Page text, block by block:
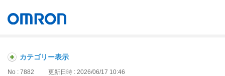
カテゴリー表示
No : 7882 更新日時 : 2026/06/17 10:46